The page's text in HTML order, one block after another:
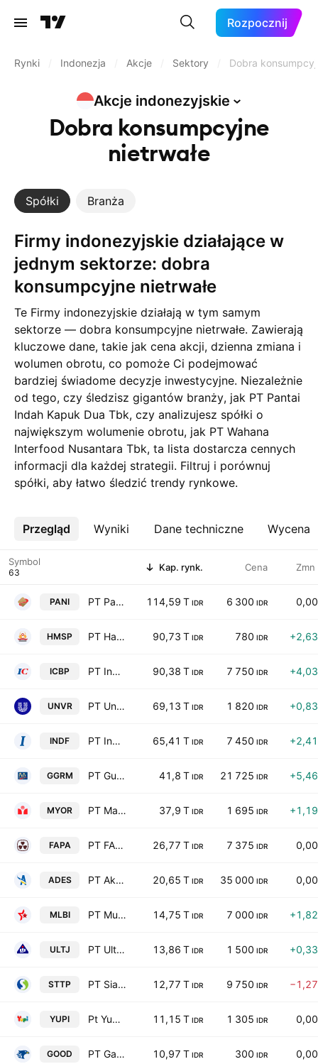
Rozpocznij
Rynki Indonezja Akcje Sektory Dobra
Akcje indonezyjskie
Dobra konsumpcyjne
nietrwałe
Spółki Branża
Firmy indonezyjskie działające w
jednym sektorze: dobra
konsumpcyjne nietrwałe
Te Firmy indonezyjskie działają w tym samym
sektorze — dobra konsumpcyjne nietrwałe. Zawierają
kluczowe dane, takie jak cena akcji, dzienna zmiana i
wolumen obrotu, co pomoże Ci podejmować
bardziej świadome decyzje inwestycyjne. Niezależnie
od tego, czy śledzisz gigantów branży, jak PT Pantai
Indah Kapuk Dua Tbk, czy analizujesz spółki o
największym wolumenie obrotu, jak PT Wahana
Interfood Nusantara Tbk, ta lista dostarcza cennych
informacji dla każdej strategii. Filtruj i porównuj
spółki, aby łatwo śledzić trendy rynkowe.
Przegląd Wyniki Dane techniczne Wycena
Więcej
Symbol Kap. rynk. Cena Zmn
PANI PT Pantai Indah Kapuk Dua Tbk 114,59 T IDR 6 300 IDR
HMSP PT Hanjaya Mandala Sampoerna Tbk 90,73 T IDR 780 IDR
ICBP PT Indofood CBP Sukses Makmur Tbk 90,38 T IDR 7 750 IDR
UNVR PT Unilever Indonesia Tbk 69,13 T IDR 1 820 IDR
INDF PT Indofood Sukses Makmur Tbk 65,41 T IDR 7 450 IDR
GGRM PT Gudang Garam Tbk 41,8 T IDR 21 725 IDR
MYOR PT Mayora Indah Tbk 37,9 T IDR 1 695 IDR
FAPA PT FAP Agri Tbk 26,77 T IDR 7 375 IDR
ADES PT Akasha Wira International Tbk 20,65 T IDR 35 000 IDR
MLBI PT Multi Bintang Indonesia Tbk 14,75 T IDR 7 000 IDR
ULTJ PT Ultrajaya Milk Industry & Trading Co. Tbk 13,86 T IDR 1 500 IDR
STTP PT Siantar Top Tbk 12,77 T IDR 9 750 IDR
YUPI Pt Yupi Indo Jelly Gum Tbk 11,15 T IDR 1 305 IDR
GOOD PT Garudafood Putra Putri Jaya Tbk 10,97 T IDR 300 IDR